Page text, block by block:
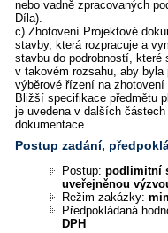
nebo vadně zpracovaných
Díla).
c) Zhotovení Projektové
stavby, která rozpracuje a
stavbu do podrobností, které
v takovém rozsahu, aby byla
výběrové řízení na zhotovení
Bližší specifikace předmětu
je uvedena v dalších
dokumentace.
Postup zadání,
Postup:podlimitní
uveřejněnou
Režim zakázky:
Předpokládaná
DPH